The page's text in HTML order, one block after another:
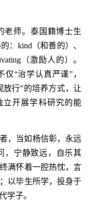
老师。泰国籍博士生
：kind（和善的）、
（激励人的）。
“治学认真严谨”，
放行”的培养方式，让
立开展学科研究的能
，当如杨信彰，永远
，宁静致远，自乐其
满怀着一腔热忱，言
以毕生所学，投身于
学子。